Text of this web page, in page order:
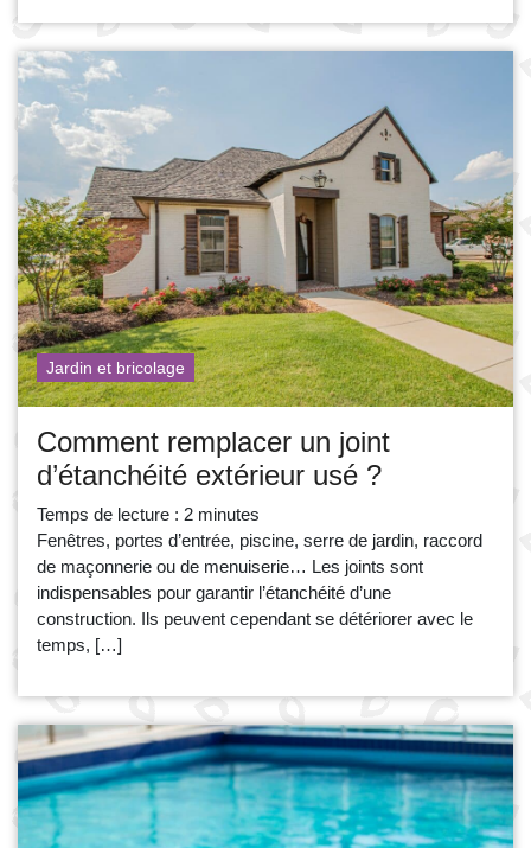
Jardin et bricolage
Comment remplacer un joint
d’étanchéité extérieur usé ?
Temps de lecture : 2 minutes
Fenêtres, portes d’entrée, piscine, serre de jardin, raccord
de maçonnerie ou de menuiserie… Les joints sont
indispensables pour garantir l’étanchéité d’une
construction. Ils peuvent cependant se détériorer avec le
temps, […]